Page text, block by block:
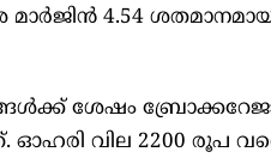
മാർജിൻ 4.54
ശേഷം
ഓഹരി വില 2200 രൂപ